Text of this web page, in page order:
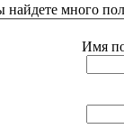
много
Имя